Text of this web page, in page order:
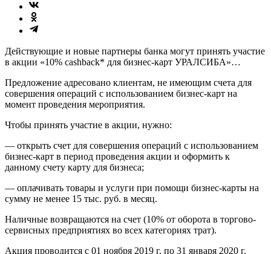
Действующие и новые партнеры банка могут принять участие
в акции «10% cashback* для бизнес-карт УРАЛСИБА»…
Предложение адресовано клиентам, не имеющим счета для
совершения операций с использованием бизнес-карт на
момент проведения мероприятия.
Чтобы принять участие в акции, нужно:
— открыть счет для совершения операций с использованием
бизнес-карт в период проведения акции и оформить к
данному счету карту для бизнеса;
— оплачивать товары и услуги при помощи бизнес-карты на
сумму не менее 15 тыс. руб. в месяц.
Наличные возвращаются на счет (10% от оборота в торгово-
сервисных предприятиях во всех категориях трат).
Акция проводится с 01 ноября 2019 г. по 31 января 2020 г.